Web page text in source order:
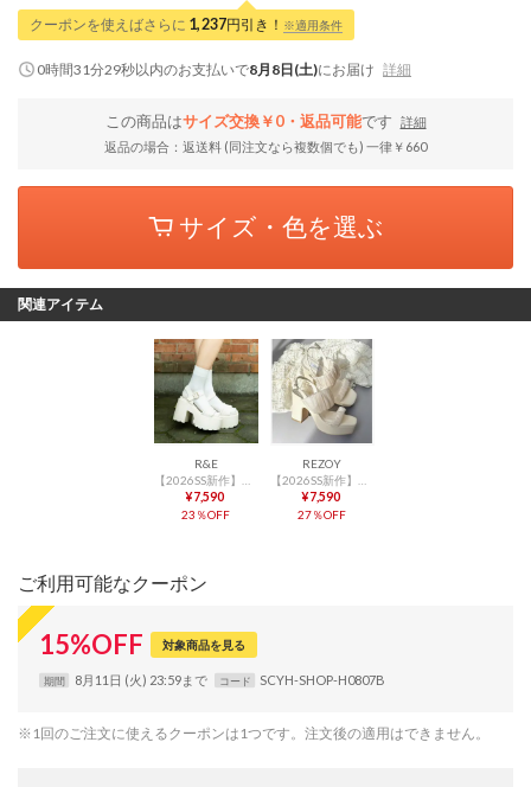
クーポンを使えばさらに 1,237円引き！ ※適用条件
0時間31分28秒以内のお支払いで8月8日(土)にお届け 詳細
この商品はサイズ交換￥0・返品可能です
詳細
返品の場合：返送料 (同注文なら複数個でも) 一律￥660
サイズ・色を選ぶ
関連アイテム
R&E
¥7,590
23％OFF
REZOY
¥7,590
27％OFF
ご利用可能なクーポン
15%OFF 対象商品を見る
期間 8月11日 (火) 23:59まで コード SCYH-SHOP-H0807B
※1回のご注文に使えるクーポンは1つです。注文後の適用はできません。